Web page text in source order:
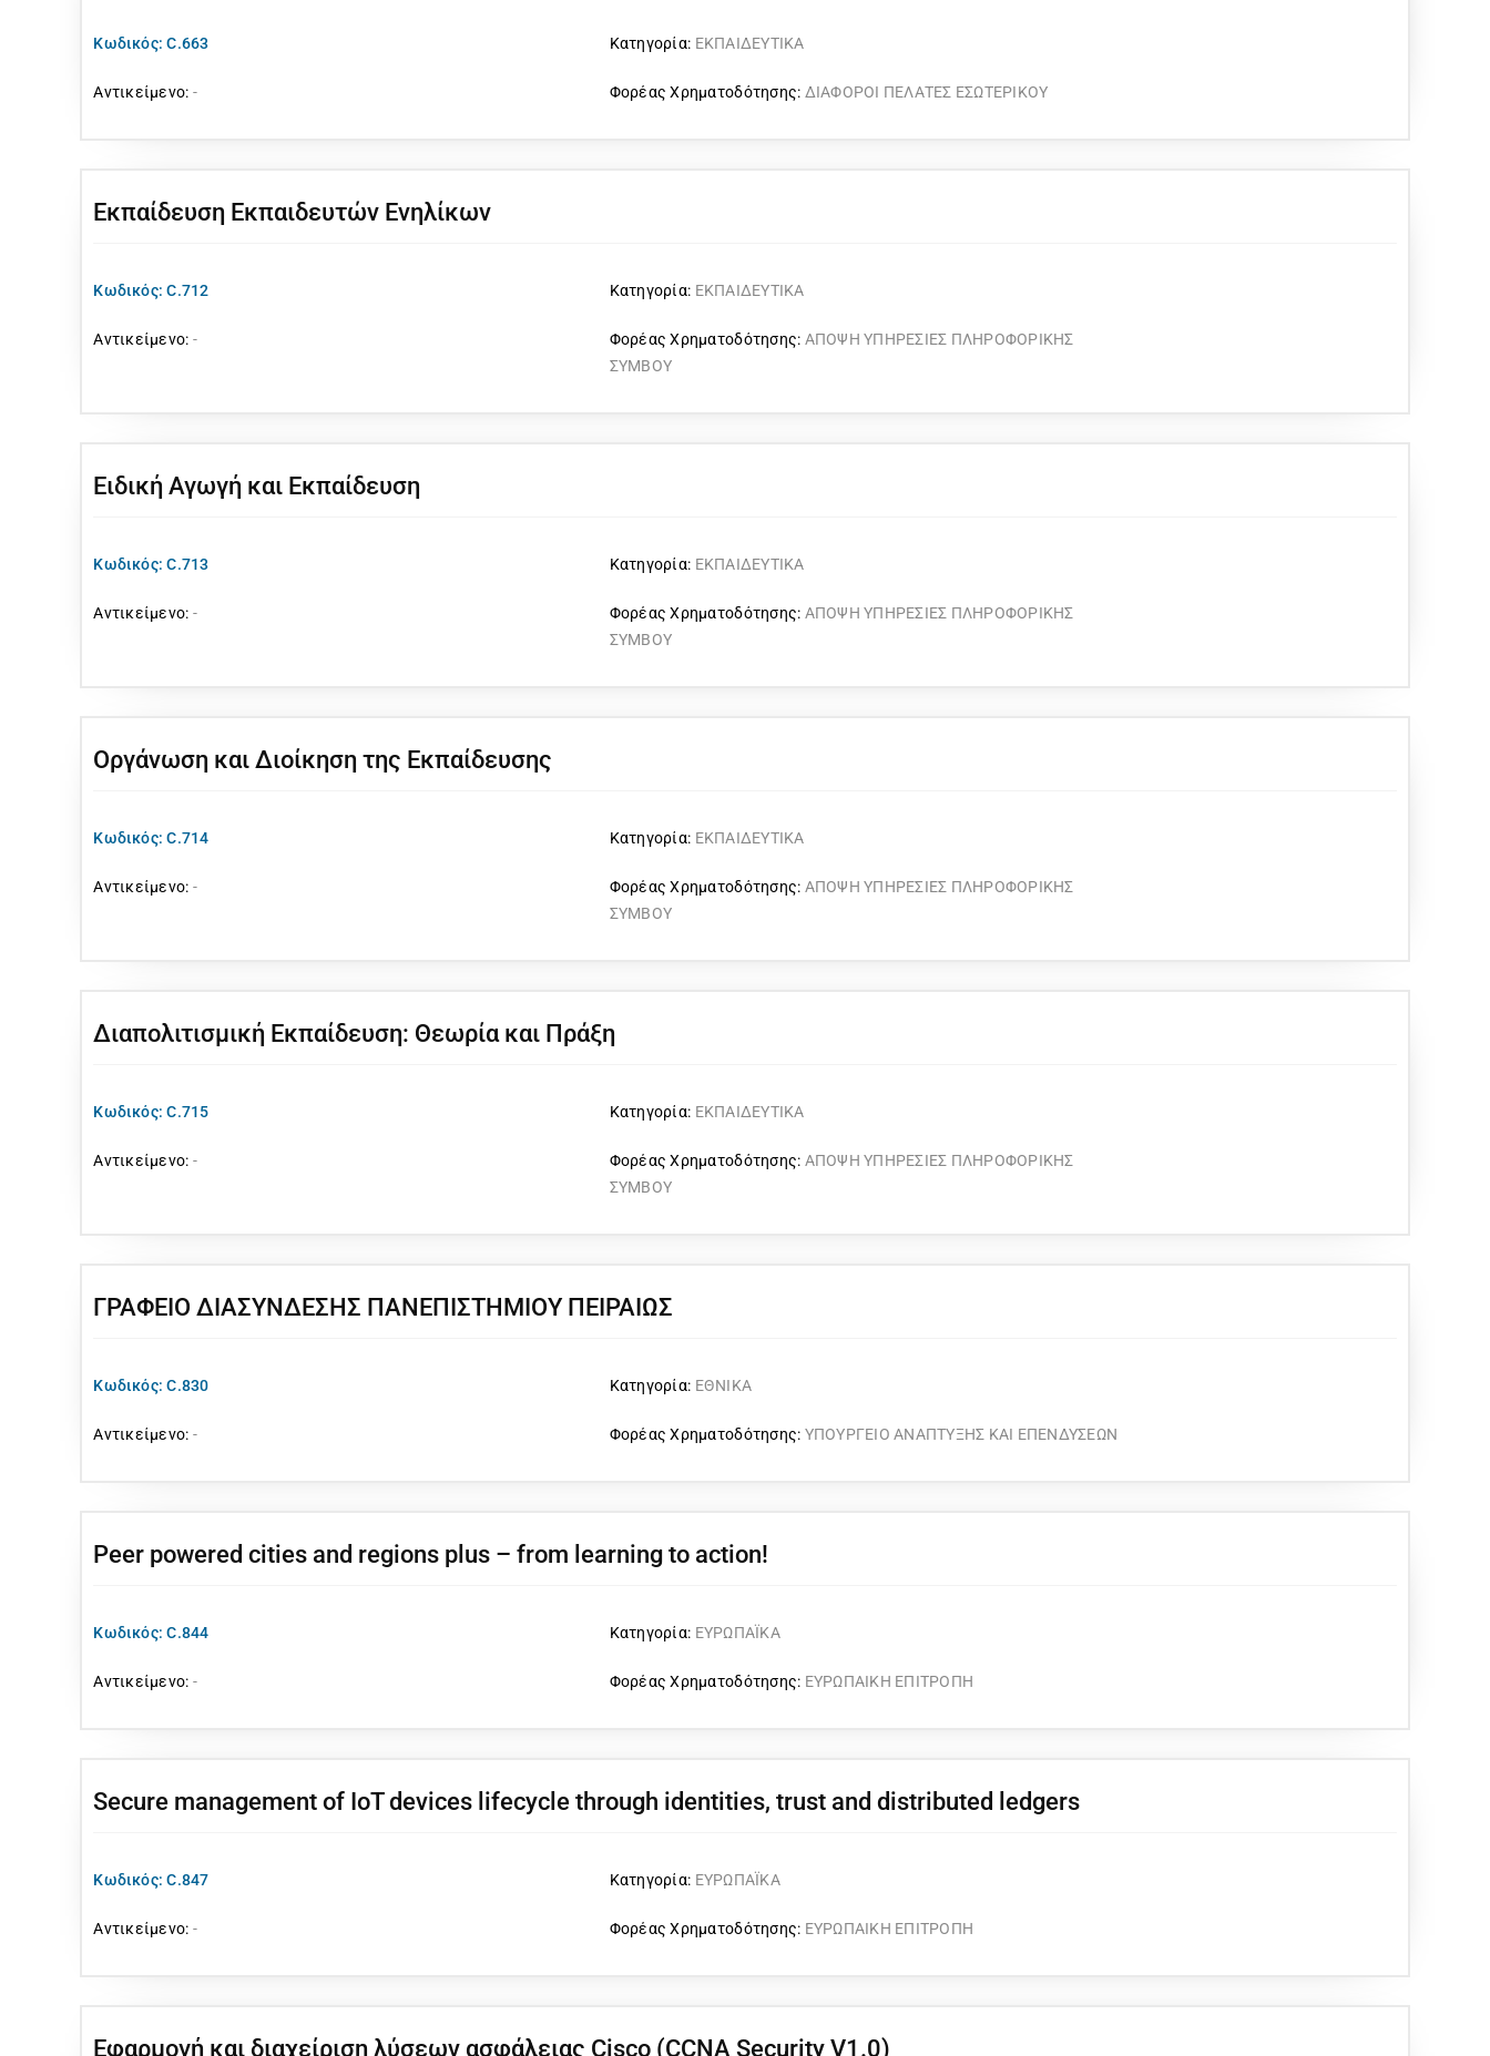
Κωδικός: C.663
Αντικείμενο: -
Κατηγορία: ΕΚΠΑΙΔΕΥΤΙΚΑ
Φορέας Χρηματοδότησης: ΔΙΑΦΟΡΟΙ ΠΕΛΑΤΕΣ ΕΣΩΤΕΡΙΚΟΥ
Εκπαίδευση Εκπαιδευτών Ενηλίκων
Κωδικός: C.712
Αντικείμενο: -
Κατηγορία: ΕΚΠΑΙΔΕΥΤΙΚΑ
Φορέας Χρηματοδότησης: ΑΠΟΨΗ ΥΠΗΡΕΣΙΕΣ ΠΛΗΡΟΦΟΡΙΚΗΣ
ΣΥΜΒΟΥ
Ειδική Αγωγή και Εκπαίδευση
Κωδικός: C.713
Αντικείμενο: -
Κατηγορία: ΕΚΠΑΙΔΕΥΤΙΚΑ
Φορέας Χρηματοδότησης: ΑΠΟΨΗ ΥΠΗΡΕΣΙΕΣ ΠΛΗΡΟΦΟΡΙΚΗΣ
ΣΥΜΒΟΥ
Οργάνωση και Διοίκηση της Εκπαίδευσης
Κωδικός: C.714
Αντικείμενο: -
Κατηγορία: ΕΚΠΑΙΔΕΥΤΙΚΑ
Φορέας Χρηματοδότησης: ΑΠΟΨΗ ΥΠΗΡΕΣΙΕΣ ΠΛΗΡΟΦΟΡΙΚΗΣ
ΣΥΜΒΟΥ
Διαπολιτισμική Εκπαίδευση: Θεωρία και Πράξη
Κωδικός: C.715
Αντικείμενο: -
Κατηγορία: ΕΚΠΑΙΔΕΥΤΙΚΑ
Φορέας Χρηματοδότησης: ΑΠΟΨΗ ΥΠΗΡΕΣΙΕΣ ΠΛΗΡΟΦΟΡΙΚΗΣ
ΣΥΜΒΟΥ
ΓΡΑΦΕΙΟ ΔΙΑΣΥΝΔΕΣΗΣ ΠΑΝΕΠΙΣΤΗΜΙΟΥ ΠΕΙΡΑΙΩΣ
Κωδικός: C.830
Αντικείμενο: -
Κατηγορία: ΕΘΝΙΚΑ
Φορέας Χρηματοδότησης: ΥΠΟΥΡΓΕΙΟ ΑΝΑΠΤΥΞΗΣ ΚΑΙ ΕΠΕΝΔΥΣΕΩΝ
Peer powered cities and regions plus – from learning to action!
Κωδικός: C.844
Αντικείμενο: -
Κατηγορία: ΕΥΡΩΠΑΪΚΑ
Φορέας Χρηματοδότησης: ΕΥΡΩΠΑΙΚΗ ΕΠΙΤΡΟΠΗ
Secure management of IoT devices lifecycle through identities, trust and distributed ledgers
Κωδικός: C.847
Αντικείμενο: -
Κατηγορία: ΕΥΡΩΠΑΪΚΑ
Φορέας Χρηματοδότησης: ΕΥΡΩΠΑΙΚΗ ΕΠΙΤΡΟΠΗ
Εφαρμογή και διαχείριση λύσεων ασφάλειας Cisco (CCNA Security V1.0)